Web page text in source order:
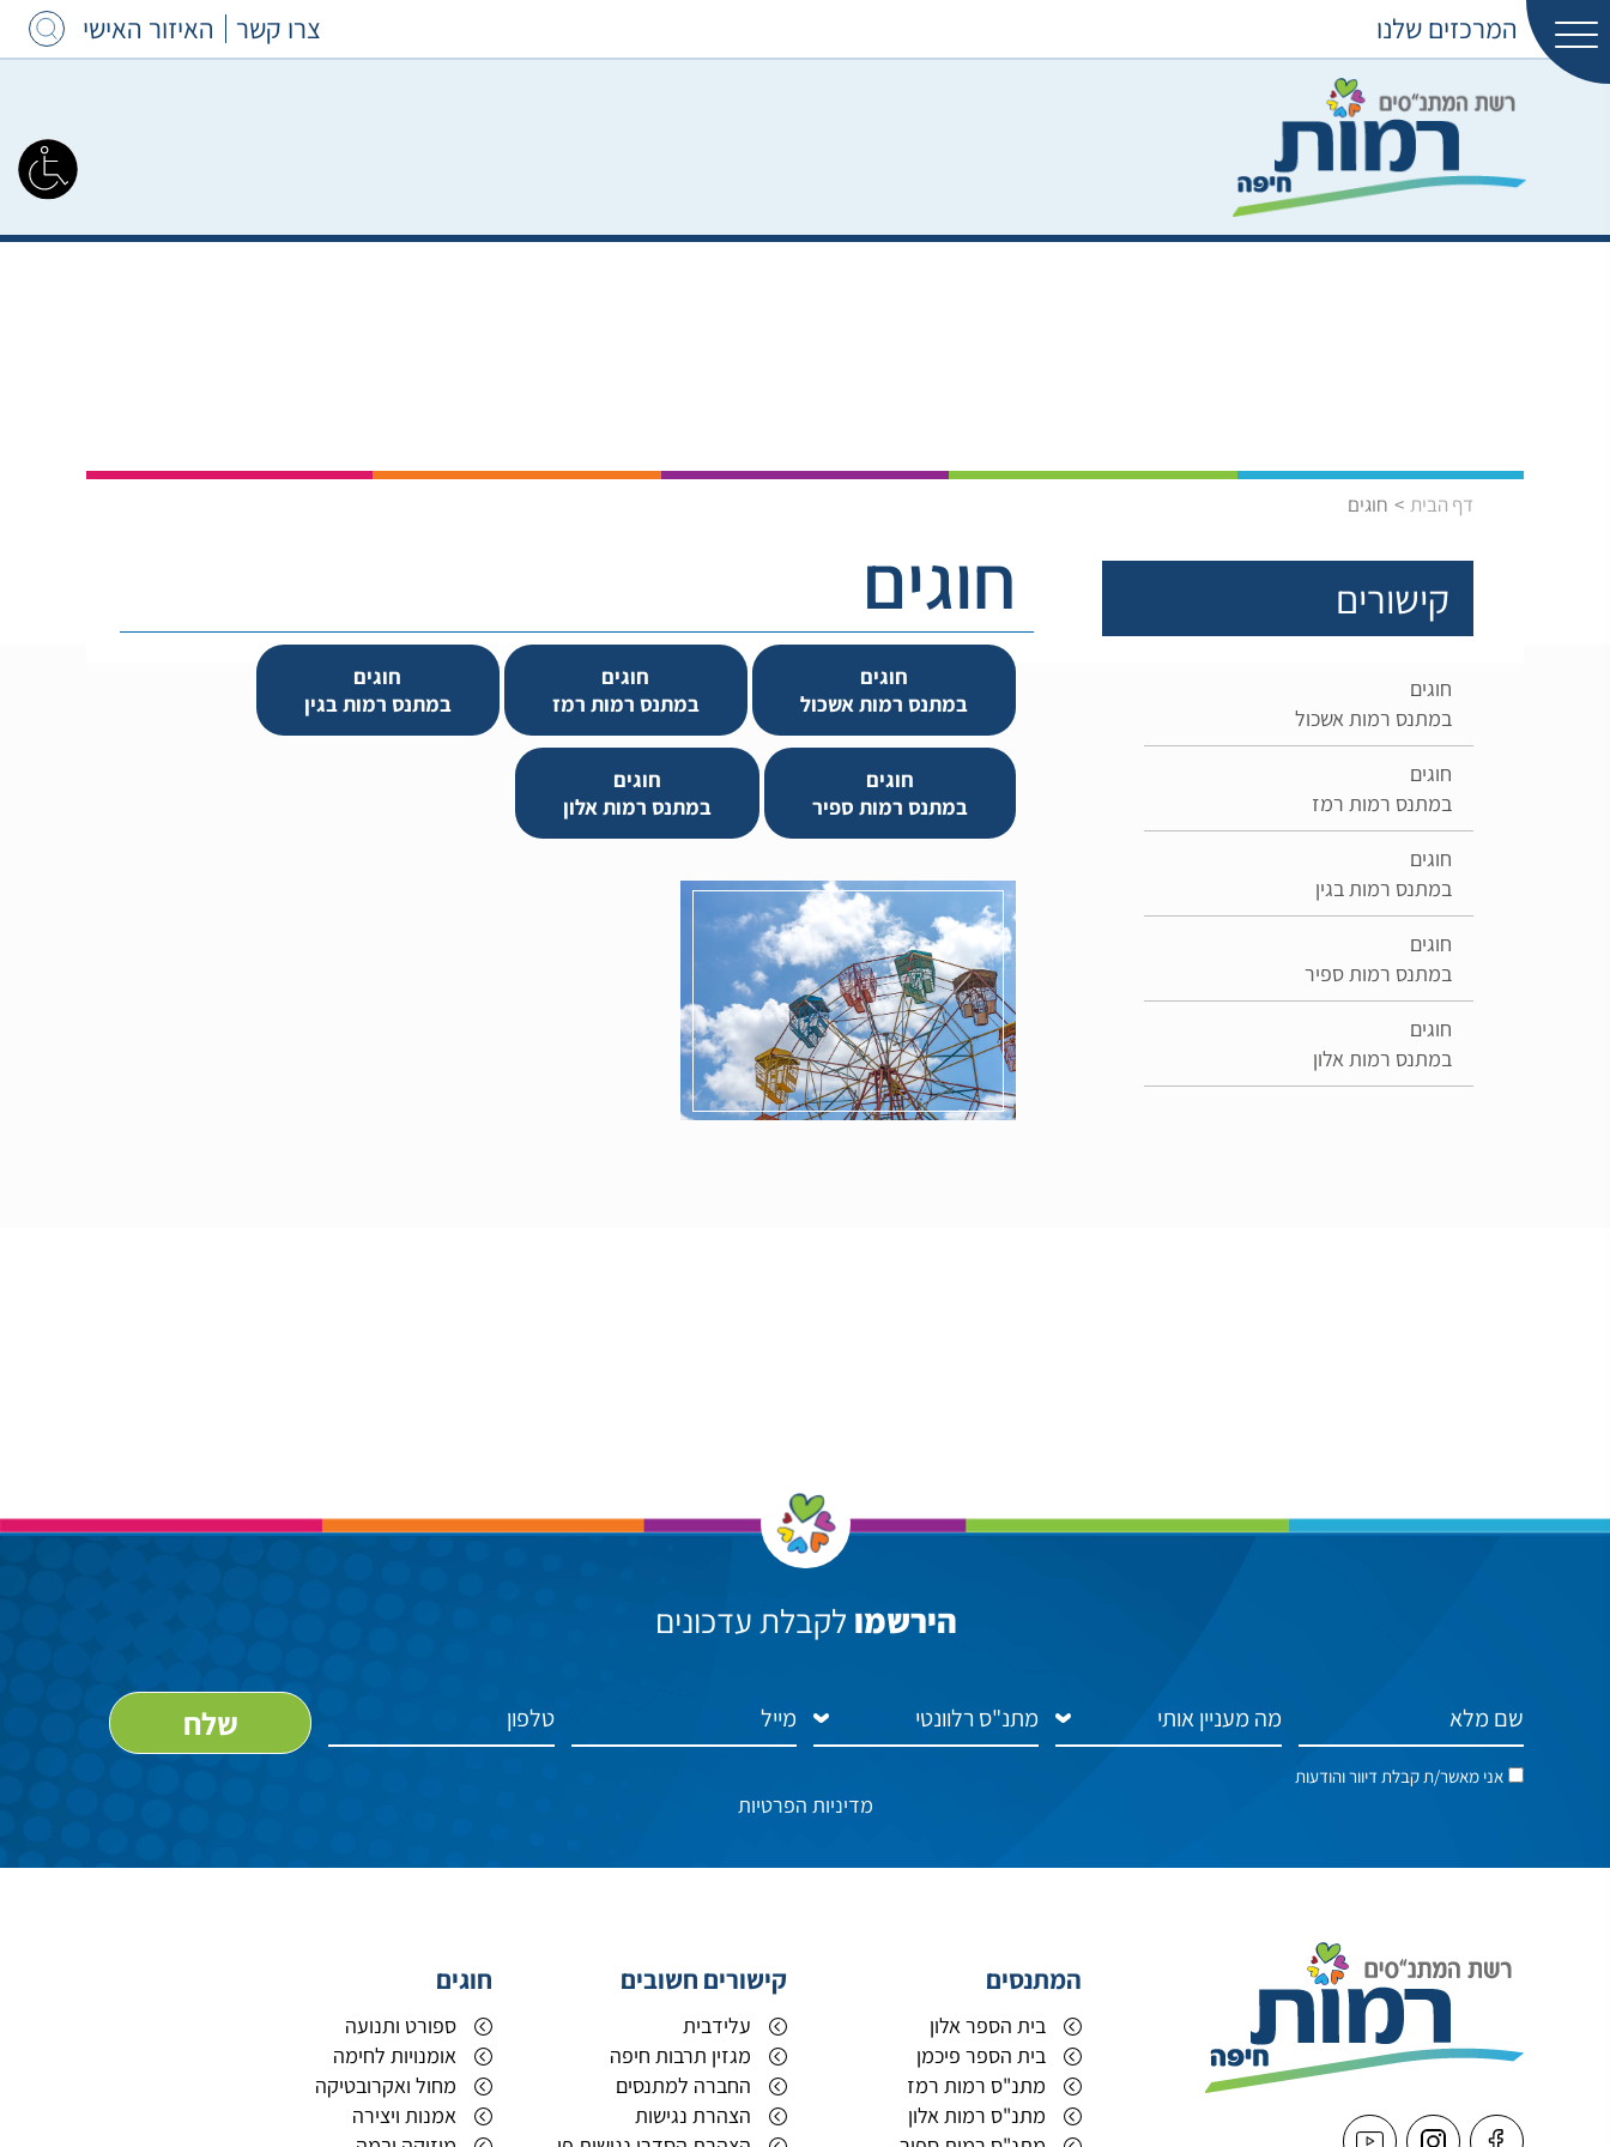
המרכזים שלנו צרו קשר האיזור האישי
דף הבית חוגים
חוגים קישורים
חוגים
במתנס רמות אשכול
חוגים
במתנס רמות רמז
חוגים
במתנס רמות בגין
חוגים
במתנס רמות ספיר
חוגים
במתנס רמות אלון
חוגים
במתנס רמות אשכול
חוגים
במתנס רמות רמז
חוגים
במתנס רמות בגין
חוגים
במתנס רמות ספיר
חוגים
במתנס רמות אלון
הירשמו לקבלת עדכונים
אני מאשר/ת קבלת דיוור והודעות
מדיניות הפרטיות
המתנסים
בית הספר אלון
בית הספר פיכמן
מתנ"ס רמות רמז
מתנ"ס רמות אלון
קישורים חשובים
עלידבית
מגזין תרבות חיפה
החברה למתנסים
הצהרת נגישות
חוגים
ספורט ותנועה
אומנויות לחימה
מחול ואקרובטיקה
אמנות ויצירה